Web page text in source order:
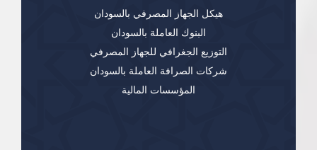
هيكل الجهاز المصرفي بالسودان
البنوك العاملة بالسودان
التوزيع الجغرافي للجهاز المصرفي
شركات الصرافة العاملة بالسودان
المؤسسات المالية